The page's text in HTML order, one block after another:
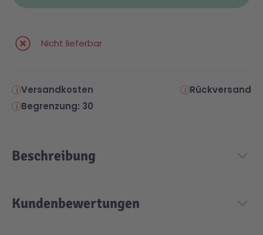
Nicht lieferbar
Versandkosten
Rückversand
Begrenzung: 30
Beschreibung
Kundenbewertungen